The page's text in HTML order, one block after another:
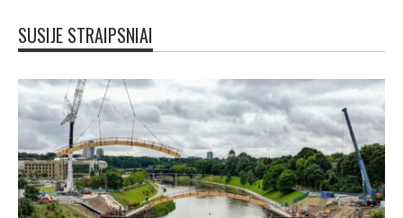
SUSIJE STRAIPSNIAI